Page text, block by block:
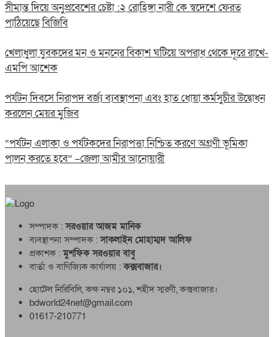
সীমান্ত দিয়ে অনুপ্রবেশের চেষ্টা :২ রোহিঙ্গা নারী কে স্বদেশে ফেরত
পাঠিয়েছে বিজিবি
খেলাধুলা যুবকদের মন ও মননের বিকাশ ঘটিয়ে অপরাধ থেকে দূরে রাখে-
এমপি আশেক
পর্যটন দিবসে নিরাপদ বর্জ্য ব্যবস্থাপনা এবং হাত ধোয়া কর্মসুচীর উদ্বোধন
করলেন মেয়র মুজিব
“পর্যটন এলাকা ও পর্যটকদের নিরাপত্তা নিশ্চিত করণে অগ্রণী ভূমিকা
পালন করতে হবে” –জেলা আমীর আনোয়ারী
সম্পাদক :সরওয়ার আজম মানিক
ব্যবস্থাপনা সম্পাদক :সাকলাইন মোহাম্মদ আলিফ
প্রকাশক :মুশফিক সরওয়ার বাবু
বার্তা ও বাণিজ্যিক কার্যালয় :কক্সবাজার।
হোটেল নিরিবিলি, কক্ষ নম্বর ১০১, শহীদ স্মরণী, কক্সবাজার।
bdworld24net@gmail.com
01617-210771